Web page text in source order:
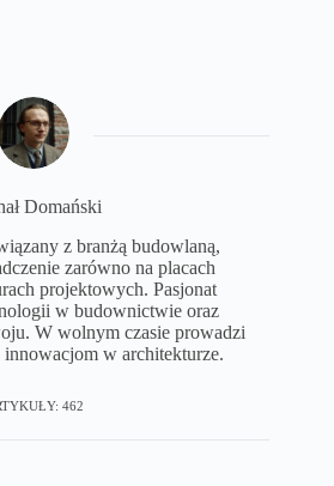
Domański
z branżą budowlaną,
zarówno na placach
projektowych. Pasjonat
w budownictwie oraz
W wolnym czasie prowadzi
w architekturze.
462